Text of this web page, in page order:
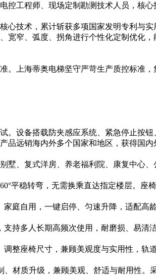
控工程师、现场定制勘测技术人员，核
心技术，累计斩获多项国家发明专利与
宽窄、弧度、拐角进行个性化定制优化
。上海蒂奥电梯坚守严苛生产质控标准
。设备搭载防夹感应系统、紧急停止按
远销海内外多个国家和地区，获得国内
墅、复式洋房、养老福利院、康复中心
平稳转弯，无需换乘直达指定楼层。座
庭自用，一键启停、匀速升降，适配高
持多人长期高频次使用，耐磨损、易清
整座椅尺寸，兼顾美观度与实用性，轨
材质升级，兼顾美观、舒适与耐用性。